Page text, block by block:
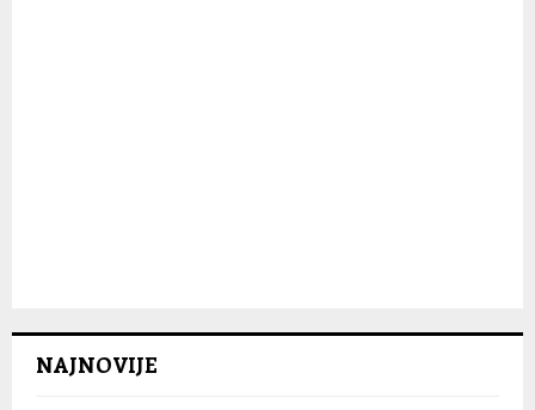
NAJNOVIJE